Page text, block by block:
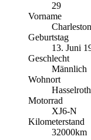
29
Vorname
Charleston
Geburtstag
13. Juni
Geschlecht
Männlich
Wohnort
Motorrad
XJ6-N
Kilometerstand
32000km